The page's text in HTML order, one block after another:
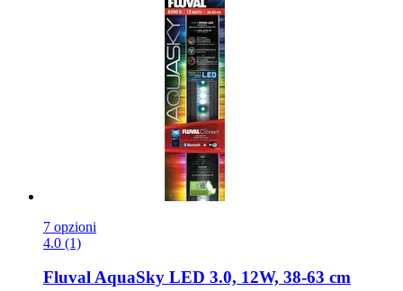
7 opzioni
4.0 (1)
FluvalAquaSky LED 3.0, 12W, 38-​63 cm